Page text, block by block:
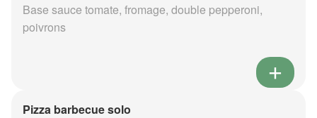
Base sauce tomate, fromage, double pepperoni,
poivrons
Pizza barbecue solo